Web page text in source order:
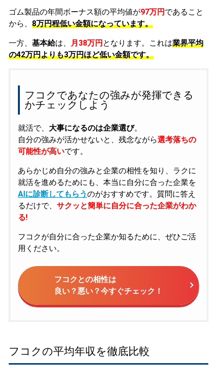
ゴム製品の年間ボーナス額の平均値が97万円 であること
から、 8万円程低い金額になっています。
一方、 基本給は、 月38万円 となります。これは業界平均
の42万円よりも3万円ほど低い金額です。
フコクであなたの強みが発揮できる
かチェックしよう
就活で、 大事になるのは企業選び。
自分の強みが活かせないと、残念ながら選考落ちの
可能性が高いです。
あらかじめ自分の強みと企業の相性を知り、ラクに
就活を進めるためにも、本当に自分に合った企業を
AIに診断してもらうのがおすすめです。質問に答え
るだけで、 サクッと簡単に自分に合った企業がわか
る!
フコクが自分に合った企業か知るために、ぜひご活
用ください。
フコクとの相性は
良い？悪い？今すぐチェック！
フコクの平均年収を徹底比較